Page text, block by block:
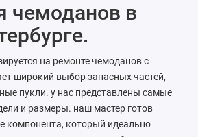
и шлагбаумов
чемоданов в
на ремонте чемоданов с
широкий выбор запасных частей,
пукли. у нас представлены самые
и размеры. наш мастер готов
компонента, который идеально